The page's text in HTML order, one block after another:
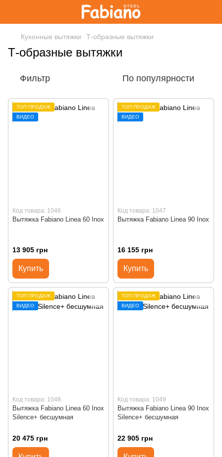
Кухонные вытяжки Т-образные вытяжки
Т-образные вытяжки
Фильтр По популярности
ТОП ПРОДАЖ
ВИДЕО
Код товара: 1046
Вытяжка Fabiano Linea 60 Inox
13 905 грн
Купить
ТОП ПРОДАЖ
ВИДЕО
Код товара: 1047
Вытяжка Fabiano Linea 90 Inox
16 155 грн
Купить
ТОП ПРОДАЖ
ВИДЕО
Код товара: 1048
Вытяжка Fabiano Linea 60 Inox
Silence+ бесшумная
20 475 грн
ТОП ПРОДАЖ
ВИДЕО
Код товара: 1049
Вытяжка Fabiano Linea 90 Inox
Silence+ бесшумная
22 905 грн